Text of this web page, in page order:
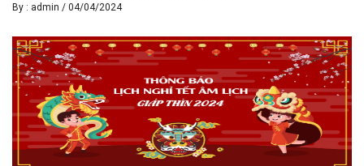
By : admin / 04/04/2024